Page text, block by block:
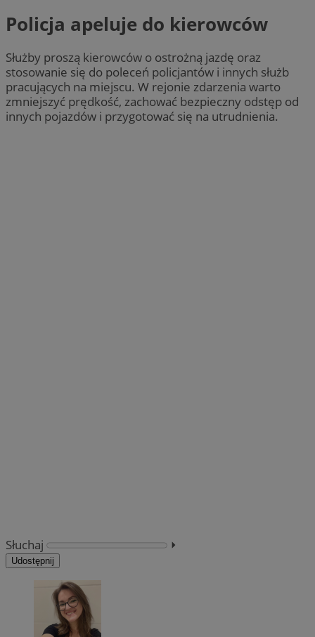
Policja apeluje do kierowców
Służby proszą kierowców o ostrożną jazdę oraz
stosowanie się do poleceń policjantów i innych służb
pracujących na miejscu. W rejonie zdarzenia warto
zmniejszyć prędkość, zachować bezpieczny odstęp od
innych pojazdów i przygotować się na utrudnienia.
Słuchaj ⏵︎
Udostępnij